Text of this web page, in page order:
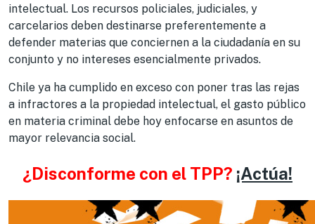
intelectual. Los recursos policiales, judiciales, y
carcelarios deben destinarse preferentemente a
defender materias que conciernen a la ciudadanía en su
conjunto y no intereses esencialmente privados.
Chile ya ha cumplido en exceso con poner tras las rejas
a infractores a la propiedad intelectual, el gasto público
en materia criminal debe hoy enfocarse en asuntos de
mayor relevancia social.
¿Disconforme con el TPP? ¡Actúa!